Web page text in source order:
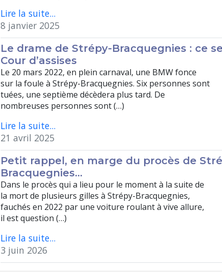
Lire la suite...
8 janvier 2025
Le drame de Strépy-Bracquegnies : ce
Cour d’assises
Le 20 mars 2022, en plein carnaval, une BMW fonce
sur la foule à Strépy-Bracquegnies. Six personnes sont
tuées, une septième décèdera plus tard. De
nombreuses personnes sont (…)
Lire la suite...
21 avril 2025
Petit rappel, en marge du procès de
Bracquegnies…
Dans le procès qui a lieu pour le moment à la suite de
la mort de plusieurs gilles à Strépy-Bracquegnies,
fauchés en 2022 par une voiture roulant à vive allure,
il est question (…)
Lire la suite...
3 juin 2026